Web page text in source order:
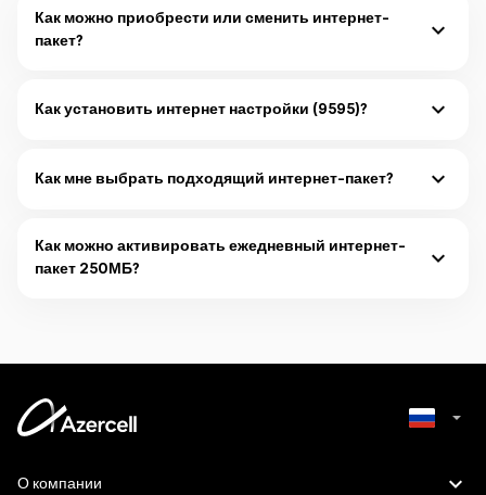
Как можно приобрести или сменить интернет-
пакет?
Подробнее
Как установить интернет настройки (9595)?
Как мне выбрать подходящий интернет-пакет?
базовых до неограниченных высокоскоростных предложений.
Подробнее
Как можно активировать ежедневный интернет-
пакет 250МБ?
О компании